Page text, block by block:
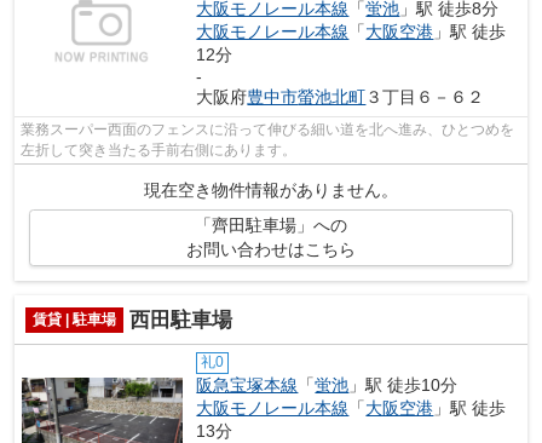
大阪モノレール本線 「蛍池 」駅 徒歩8分
大阪モノレール本線 「大阪空港 」駅 徒歩
12分
-
大阪府豊中市螢池北町３丁目６－６２
業務スーパー西面のフェンスに沿って伸びる細い道を北へ進み、ひとつめを
左折して突き当たる手前右側にあります。
現在空き物件情報がありません。
「齊田駐車場」への
お問い合わせはこちら
賃貸 | 駐車場 西田駐車場
礼0
阪急宝塚本線 「蛍池 」駅 徒歩10分
大阪モノレール本線 「大阪空港 」駅 徒歩
13分